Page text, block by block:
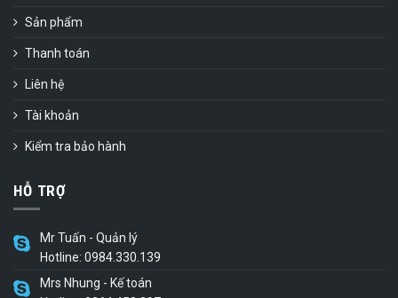
Sản phẩm
Thanh toán
Liên hệ
Tài khoản
Kiểm tra bảo hành
HỖ TRỢ
Mr Tuấn - Quản lý
Hotline: 0984.330.139
Mrs Nhung - Kế toán